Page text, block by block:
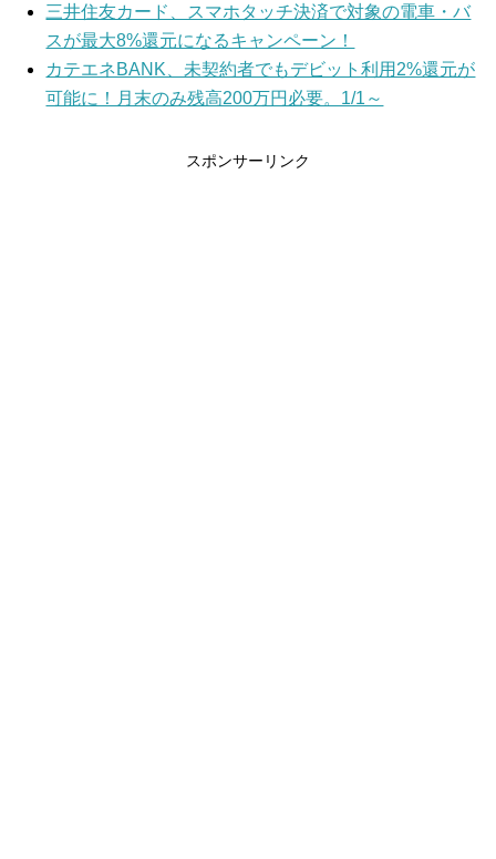
三井住友カード、スマホタッチ決済で対象の電車・バ
スが最大8%還元になるキャンペーン！
カテエネBANK、未契約者でもデビット利用2%還元が
可能に！月末のみ残高200万円必要。1/1～
スポンサーリンク